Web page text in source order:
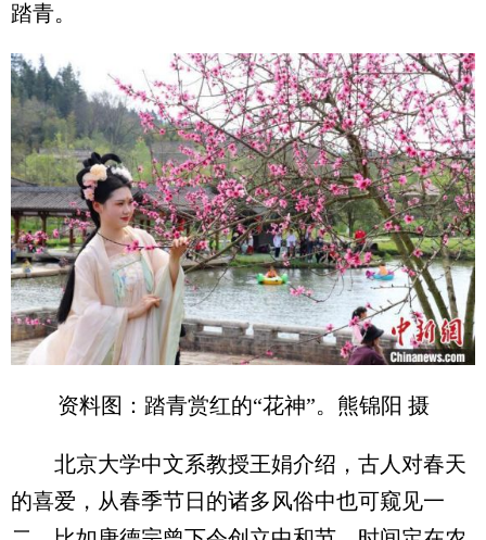
踏青。
资料图：踏青赏红的“花神”。熊锦阳 摄
北京大学中文系教授王娟介绍，古人对春天
的喜爱，从春季节日的诸多风俗中也可窥见一